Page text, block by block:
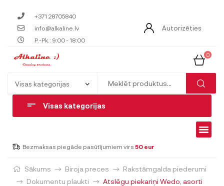
+371 28705840
info@alkaline.lv
P.-Pk.: 9:00 - 18:00
Autorizēties
0
Visas kategorijas
Bezmaksas piegāde pasūtījumiem virs 50 eur
Sākums Biroja preces
Rakstāmgalda piederumi
Dokumentu plaukti
Atslēgu piekariņi Wedo, asorti